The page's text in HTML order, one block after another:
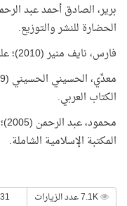
الحضارة للنشر والتوزيع.
فارس، نايف منير (2010)؛ علماء ومشاهير أسلموا؛ الكويت: دار ابن حزم.
الكتاب العربي.
المكتبة الإسلامية الشاملة.
31 إعجابات